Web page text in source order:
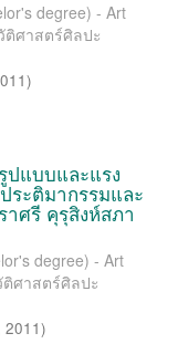
degree) - Art
ติศาสตร์ศิลปะ
)
ปแบบและแรง
ระติมากรรมและ
ศรี คุรุสิงห์สภา
degree) - Art
ศาสตร์ศิลปะ
2011)